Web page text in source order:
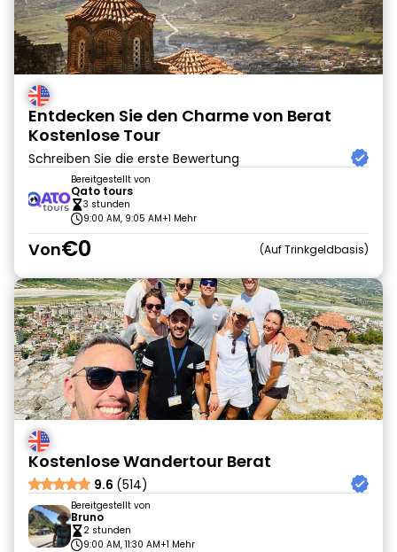
Entdecken Sie den Charme von Berat
Kostenlose Tour
Schreiben Sie die erste Bewertung
Bereitgestellt von
Qato tours
3 stunden
9:00 AM, 9:05 AM+1 Mehr
Von€0 Auf Trinkgeldbasis
Kostenlose Wandertour Berat
9.6 (514)
Bereitgestellt von
Bruno
2 stunden
9:00 AM, 11:30 AM+1 Mehr